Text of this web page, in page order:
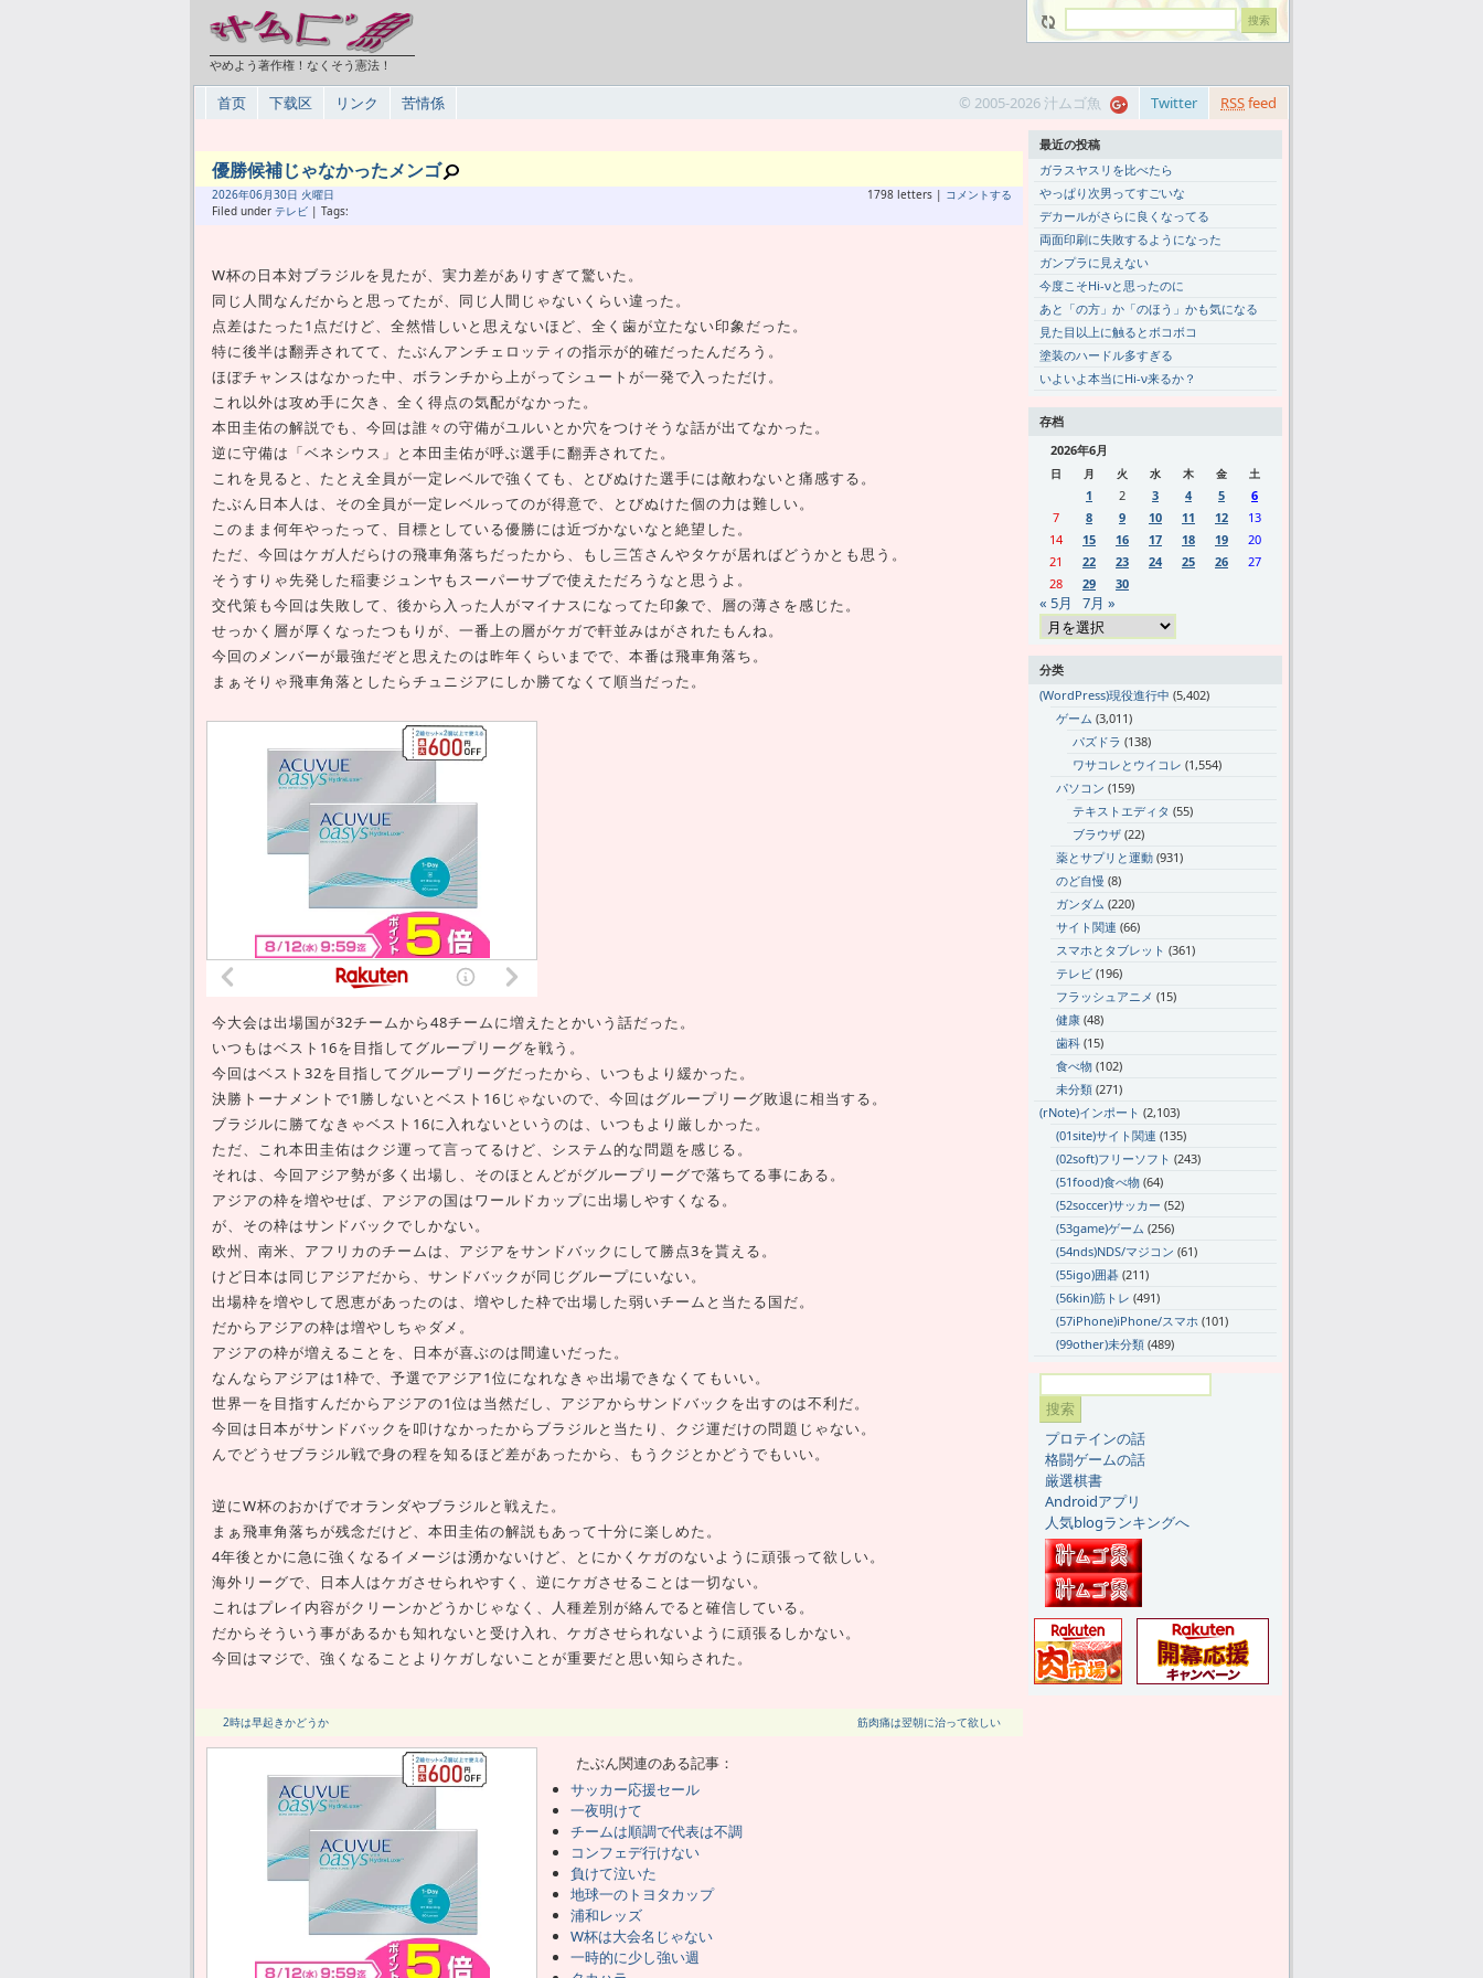
やめよう著作権！なくそう憲法！
首页 下载区 リンク 苦情係 RSSfeed
Twitter
© 2005-2026 汁ムゴ魚
優勝候補じゃなかったメンゴ
2026年06月30日 火曜日
Filed under テレビ | Tags:
1798 letters | コメントする
W杯の日本対ブラジルを見たが、実力差がありすぎて驚いた。
同じ人間なんだからと思ってたが、同じ人間じゃないくらい違った。
点差はたった1点だけど、全然惜しいと思えないほど、全く歯が立たない印象だった。
特に後半は翻弄されてて、たぶんアンチェロッティの指示が的確だったんだろう。
ほぼチャンスはなかった中、ボランチから上がってシュートが一発で入っただけ。
これ以外は攻め手に欠き、全く得点の気配がなかった。
本田圭佑の解説でも、今回は誰々の守備がユルいとか穴をつけそうな話が出てなかった。
逆に守備は「ベネシウス」と本田圭佑が呼ぶ選手に翻弄されてた。
これを見ると、たとえ全員が一定レベルで強くても、とびぬけた選手には敵わないと痛感する。
たぶん日本人は、その全員が一定レベルってのが得意で、とびぬけた個の力は難しい。
このまま何年やったって、目標としている優勝には近づかないなと絶望した。
ただ、今回はケガ人だらけの飛車角落ちだったから、もし三笘さんやタケが居ればどうかとも思う。
そうすりゃ先発した稲妻ジュンヤもスーパーサブで使えただろうなと思うよ。
交代策も今回は失敗して、後から入った人がマイナスになってた印象で、層の薄さを感じた。
せっかく層が厚くなったつもりが、一番上の層がケガで軒並みはがされたもんね。
今回のメンバーが最強だぞと思えたのは昨年くらいまでで、本番は飛車角落ち。
まぁそりゃ飛車角落としたらチュニジアにしか勝てなくて順当だった。
今大会は出場国が32チームから48チームに増えたとかいう話だった。
いつもはベスト16を目指してグループリーグを戦う。
今回はベスト32を目指してグループリーグだったから、いつもより緩かった。
決勝トーナメントで1勝しないとベスト16じゃないので、今回はグループリーグ敗退に相当する。
ブラジルに勝てなきゃベスト16に入れないというのは、いつもより厳しかった。
ただ、これ本田圭佑はクジ運って言ってるけど、システム的な問題を感じる。
それは、今回アジア勢が多く出場し、そのほとんどがグループリーグで落ちてる事にある。
アジアの枠を増やせば、アジアの国はワールドカップに出場しやすくなる。
が、その枠はサンドバックでしかない。
欧州、南米、アフリカのチームは、アジアをサンドバックにして勝点3を貰える。
けど日本は同じアジアだから、サンドバックが同じグループにいない。
出場枠を増やして恩恵があったのは、増やした枠で出場した弱いチームと当たる国だ。
だからアジアの枠は増やしちゃダメ。
アジアの枠が増えることを、日本が喜ぶのは間違いだった。
なんならアジアは1枠で、予選でアジア1位になれなきゃ出場できなくてもいい。
世界一を目指すんだからアジアの1位は当然だし、アジアからサンドバックを出すのは不利だ。
今回は日本がサンドバックを叩けなかったからブラジルと当たり、クジ運だけの問題じゃない。
んでどうせブラジル戦で身の程を知るほど差があったから、もうクジとかどうでもいい。
逆にW杯のおかげでオランダやブラジルと戦えた。
まぁ飛車角落ちが残念だけど、本田圭佑の解説もあって十分に楽しめた。
4年後とかに急に強くなるイメージは湧かないけど、とにかくケガのないように頑張って欲しい。
海外リーグで、日本人はケガさせられやすく、逆にケガさせることは一切ない。
これはプレイ内容がクリーンかどうかじゃなく、人種差別が絡んでると確信している。
だからそういう事があるかも知れないと受け入れ、ケガさせられないように頑張るしかない。
今回はマジで、強くなることよりケガしないことが重要だと思い知らされた。
2時は早起きかどうか 筋肉痛は翌朝に治って欲しい
たぶん関連のある記事：
サッカー応援セール
一夜明けて
チームは順調で代表は不調
コンフェデ行けない
負けて泣いた
地球一のトヨタカップ
浦和レッズ
W杯は大会名じゃない
一時的に少し強い週
最近の投稿
ガラスヤスリを比べたら
やっぱり次男ってすごいな
デカールがさらに良くなってる
両面印刷に失敗するようになった
ガンプラに見えない
今度こそHi-νと思ったのに
あと「の方」か「のほう」かも気になる
見た目以上に触るとボコボコ
塗装のハードル多すぎる
いよいよ本当にHi-ν来るか？
存档
2026年6月
日 月 火 水 木 金 土
1 2 3 4 5
6
7
8 9 10 11 12
13
14
15 16 17 18 19
20
21
22 23 24 25 26
27
28
29 30
« 5月 7月 »
分类
(WordPress)現役進行中 (5,402)
ゲーム (3,011)
パズドラ (138)
ワサコレとウイコレ (1,554)
パソコン (159)
テキストエディタ (55)
ブラウザ (22)
薬とサプリと運動 (931)
のど自慢 (8)
ガンダム (220)
サイト関連 (66)
スマホとタブレット (361)
テレビ (196)
フラッシュアニメ (15)
健康 (48)
歯科 (15)
食べ物 (102)
未分類 (271)
(rNote)インポート (2,103)
(01site)サイト関連 (135)
(02soft)フリーソフト (243)
(51food)食べ物 (64)
(52soccer)サッカー (52)
(53game)ゲーム (256)
(54nds)NDS/マジコン (61)
(55igo)囲碁 (211)
(56kin)筋トレ (491)
(57iPhone)iPhone/スマホ (101)
(99other)未分類 (489)
プロテインの話
格闘ゲームの話
厳選棋書
Androidアプリ
人気blogランキングへ